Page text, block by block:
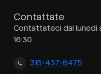
Contattate
Contattateci dal lunedì
16:30.
315-437-8475